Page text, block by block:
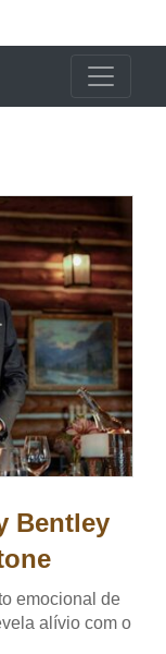
Bentley
emocional de
alívio com o